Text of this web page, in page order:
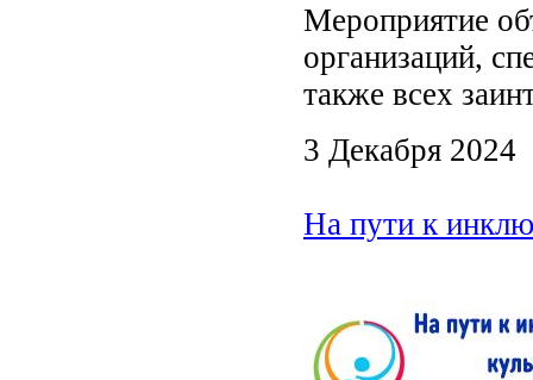
Мероприятие
организаций,
также всех
3 Декабря 2024
На пути к